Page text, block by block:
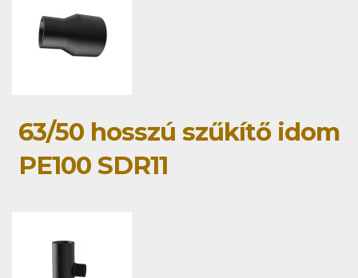
63/50 hosszú szűkítő idom
PE100 SDR11